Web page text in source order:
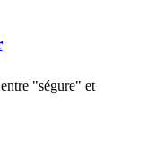
"ségure" et